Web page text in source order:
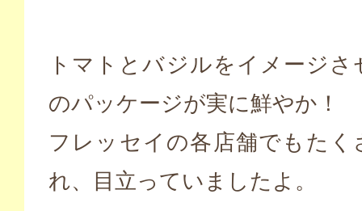
トマトとバジルをイメージさ
のパッケージが実に鮮やか！
フレッセイの各店舗でもたく
れ、目立っていましたよ。